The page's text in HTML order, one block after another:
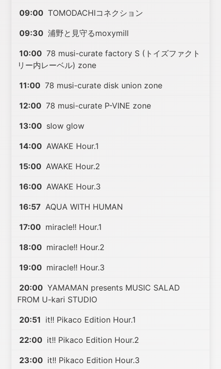
09:00 TOMODACHIコネクション
09:30 浦野と見守るmoxymill
10:00 78 musi-curate factory S (トイズファクト
リー内レーベル) zone
11:00 78 musi-curate disk union zone
12:00 78 musi-curate P-VINE zone
13:00 slow glow
14:00 AWAKE Hour.1
15:00 AWAKE Hour.2
16:00 AWAKE Hour.3
16:57 AQUA WITH HUMAN
17:00 miracle!! Hour.1
18:00 miracle!! Hour.2
19:00 miracle!! Hour.3
20:00 YAMAMAN presents MUSIC SALAD
FROM U-kari STUDIO
20:51 it!! Pikaco Edition Hour.1
22:00 it!! Pikaco Edition Hour.2
23:00 it!! Pikaco Edition Hour.3